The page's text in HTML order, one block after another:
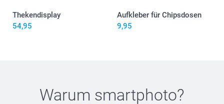
Thekendisplay
54,95
Aufkleber für Chipsdosen
9,95
Warum smartphoto?